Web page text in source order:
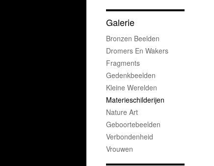
Galerie
Bronzen Beelden
Dromers En Wakers
Fragments
Gedenkbeelden
Kleine Werelden
Materieschilderijen
Nature Art
Geboortebeelden
Verbondenheid
Vrouwen